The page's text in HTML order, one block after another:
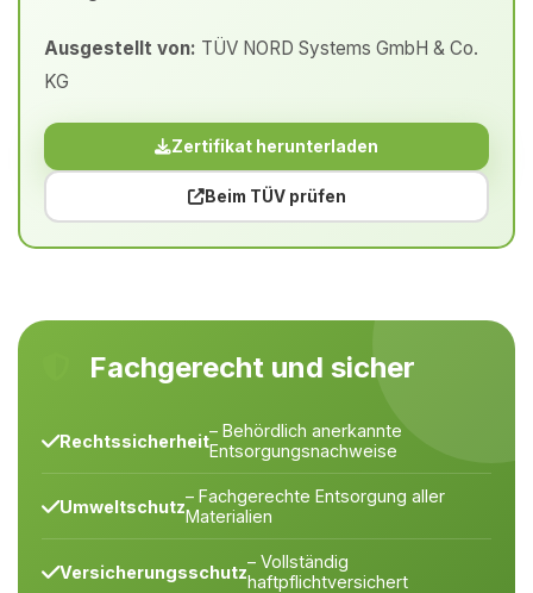
Ausgestellt von: TÜV NORD Systems GmbH & Co.
KG
Zertifikat herunterladen
Beim TÜV prüfen
Fachgerecht und sicher
Rechtssicherheit– Behördlich anerkannte
Entsorgungsnachweise
Umweltschutz– Fachgerechte Entsorgung aller
Materialien
Versicherungsschutz– Vollständig
haftpflichtversichert